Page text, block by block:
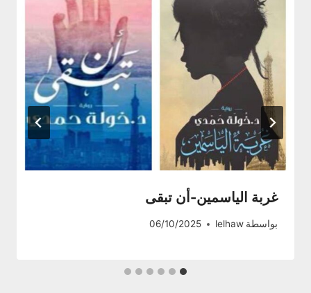
غربة الياسمين-أن تبقى
بواسطة lelhaw
06/10/2025